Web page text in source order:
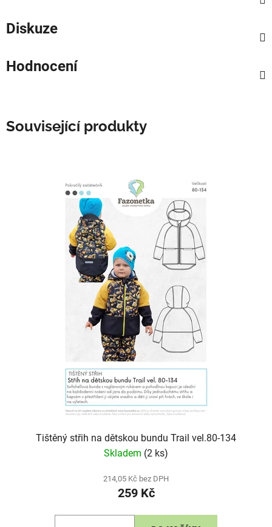
Diskuze
Hodnocení
Související produkty
Tištěný střih na dětskou bundu Trail vel.80-134
Skladem (2 ks)
214,05 Kč bez DPH
259 Kč